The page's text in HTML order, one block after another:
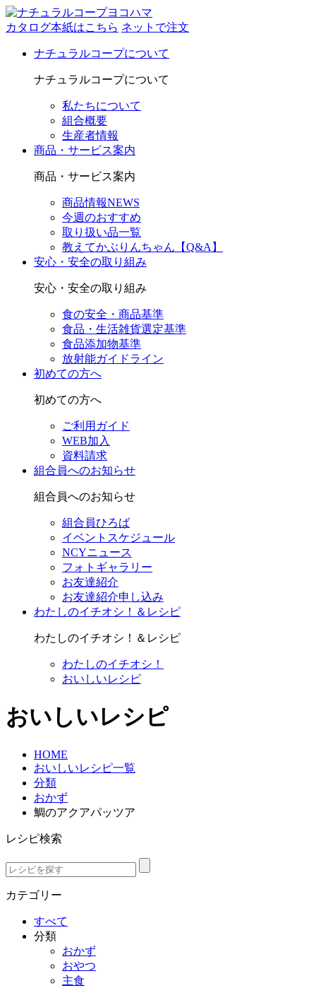
カタログ本紙はこちら ネットで注文
ナチュラルコープについて
ナチュラルコープについて
私たちについて
組合概要
生産者情報
商品・サービス案内
商品・サービス案内
商品情報NEWS
今週のおすすめ
取り扱い品一覧
教えてかぶりんちゃん【Q&A】
安心・安全の取り組み
安心・安全の取り組み
食の安全・商品基準
食品・生活雑貨選定基準
食品添加物基準
放射能ガイドライン
初めての方へ
初めての方へ
ご利用ガイド
WEB加入
資料請求
組合員へのお知らせ
組合員へのお知らせ
組合員ひろば
イベントスケジュール
NCYニュース
フォトギャラリー
お友達紹介
お友達紹介申し込み
わたしのイチオシ！＆レシピ
わたしのイチオシ！＆レシピ
わたしのイチオシ！
おいしいレシピ
おいしいレシピ
HOME
おいしいレシピ一覧
分類
おかず
鯛のアクアパッツア
レシピ検索
カテゴリー
すべて
分類
おかず
おやつ
主食